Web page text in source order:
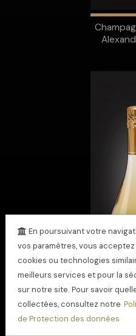
Brut Pur
En poursuivant votre
vos paramètres, vous
cookies ou technologies
meilleurs services et pour la
sur notre site. Pour savoir
collectées, consultez notre
de Protection des données